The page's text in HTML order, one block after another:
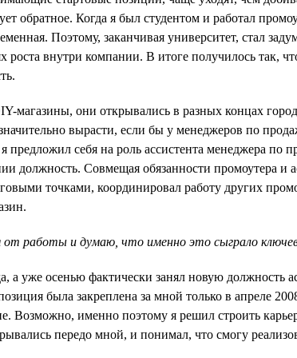
обратное. Когда я был студентом и работал
Поэтому, заканчивая университет, стал
роста внутри компании. В итоге получилось так,
магазины, они открывались в разных концах
вырасти, если бы у менеджеров по
предложил себя на роль ассистента менеджера по
должность. Совмещая обязанности промоутера и
точками, координировал работу других
от работы и думаю, что именно это сыграло
а уже осенью фактически занял новую должность
была закреплена за мной только в апреле
Возможно, именно поэтому я решил строить
передо мной, и понимал, что смогу